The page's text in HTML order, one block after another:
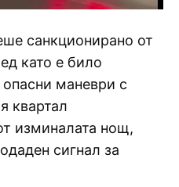
санкционирано от
като е било
маневри с
квартал
изминалата нощ,
сигнал за